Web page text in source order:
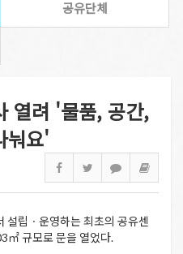
공유단체
열려 '물품, 공간,
눠요'
설립ㆍ운영하는 최초의 공유센
㎡ 규모로 문을 열었다.